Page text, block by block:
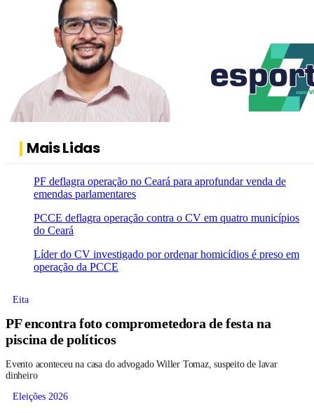
Mais Lidas
PF deflagra operação no Ceará para aprofundar venda de
emendas parlamentares
PCCE deflagra operação contra o CV em quatro municípios
do Ceará
Líder do CV investigado por ordenar homicídios é preso em
operação da PCCE
Eita
PF encontra foto comprometedora de festa na
piscina de políticos
Evento aconteceu na casa do advogado Willer Tomaz, suspeito de lavar
dinheiro
Eleições 2026